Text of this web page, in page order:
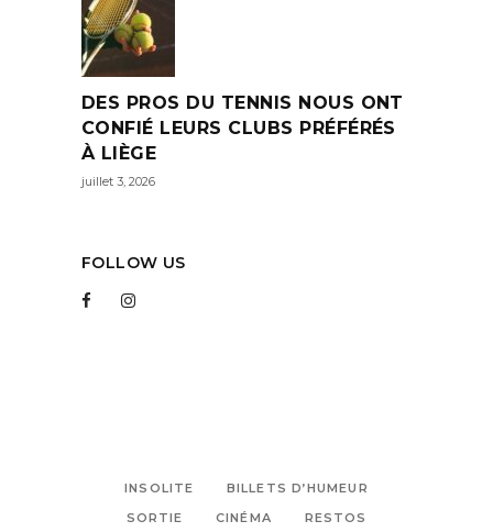
DES PROS DU TENNIS NOUS ONT
CONFIÉ LEURS CLUBS PRÉFÉRÉS
À LIÈGE
juillet 3, 2026
FOLLOW US
INSOLITE
BILLETS D’HUMEUR
SORTIE
CINÉMA RESTOS